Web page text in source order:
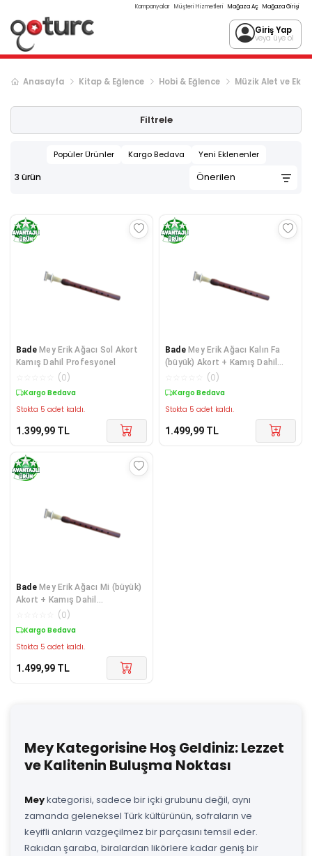
Kampanyalar Müşteri Hizmetleri Mağaza Aç Mağaza Girişi
Giriş Yap
veya üye ol
Anasayfa Kitap & Eğlence Hobi & Eğlence Müzik Alet ve
Filtrele
Popüler Ürünler Kargo Bedava Yeni Eklenenler
3 ürün
Bade Mey Erik Ağacı Sol Akort
Kamış Dahil Profesyonel
(0)
Kargo Bedava
Stokta 5 adet kaldı.
1.399,99 TL
Bade Mey Erik Ağacı Kalın Fa
(büyük) Akort + Kamış Dahil
Profesyonel
(0)
Kargo Bedava
Stokta 5 adet kaldı.
1.499,99 TL
Bade Mey Erik Ağacı Mi (büyük)
Akort + Kamış Dahil
Profesyonel
(0)
Kargo Bedava
Stokta 5 adet kaldı.
1.499,99 TL
Mey Kategorisine Hoş Geldiniz: Lezzet
ve Kalitenin Buluşma Noktası
Meykategorisi, sadece bir içki grubunu değil, aynı
zamanda geleneksel Türk kültürünün, sofraların ve
keyifli anların vazgeçilmez bir parçasını temsil eder.
Rakıdan şaraba, biralardan likörlere kadar geniş bir